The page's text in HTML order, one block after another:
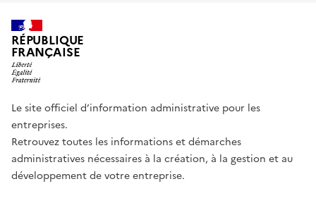
RÉPUBLIQUE
FRANÇAISE
Le site officiel d’information administrative pour les
entreprises.
Retrouvez toutes les informations et démarches
administratives nécessaires à la création, à la gestion et au
développement de votre entreprise.